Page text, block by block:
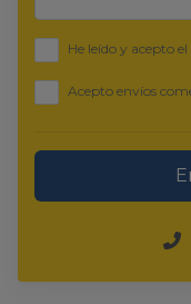
He leído y acepto el
Acepto envíos